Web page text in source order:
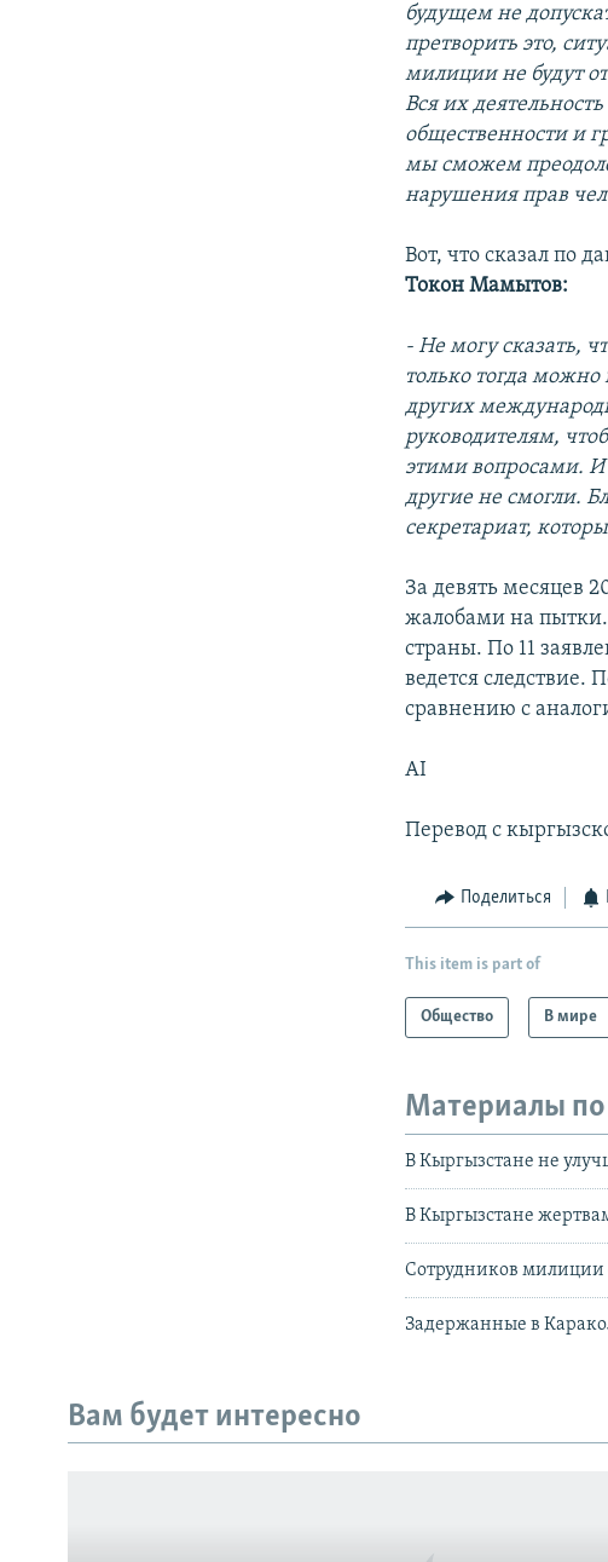
будущем не
претворить это,
милиции не будут
Вся их
общественности и
мы сможем
нарушения прав
Вот, что сказал по
Токон Мамытов:
- Не могу сказать,
только тогда
других
руководителям,
этими вопросами. И
другие не смогли.
секретариат,
За девять месяцев
жалобами на пытки.
страны. По 11
ведется
сравнению с
AI
Перевод с
Поделиться
This item is part of
Общество В мире
Материалы
В Кыргызстане не
В Кыргызстане
Сотрудников милиции
Задержанные в
Вам будет интересно